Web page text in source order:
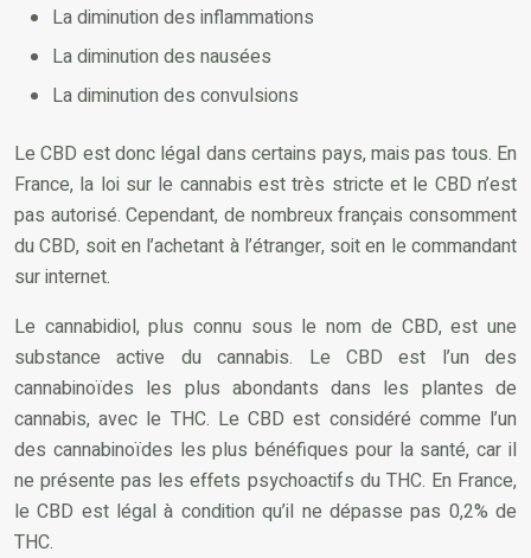
La diminution des inflammations
La diminution des nausées
La diminution des convulsions
Le CBD est donc légal dans certains pays, mais pas tous. En
France, la loi sur le cannabis est très stricte et le CBD n’est
pas autorisé. Cependant, de nombreux français consomment
du CBD, soit en l’achetant à l’étranger, soit en le commandant
sur internet.
Le cannabidiol, plus connu sous le nom de CBD, est une
substance active du cannabis. Le CBD est l’un des
cannabinoïdes les plus abondants dans les plantes de
cannabis, avec le THC. Le CBD est considéré comme l’un
des cannabinoïdes les plus bénéfiques pour la santé, car il
ne présente pas les effets psychoactifs du THC. En France,
le CBD est légal à condition qu’il ne dépasse pas 0,2% de
THC.